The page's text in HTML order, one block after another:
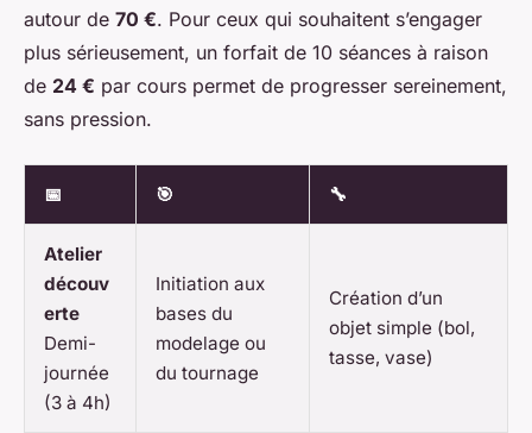
autour de 70 €. Pour ceux qui souhaitent s’engager
plus sérieusement, un forfait de 10 séances à raison
de 24 € par cours permet de progresser sereinement,
sans pression.
📅 🎯 🔧
Atelier
découv
erte
Demi-
journée
(3 à 4h)
Initiation aux
bases du
modelage ou
du tournage
Création d’un
objet simple (bol,
tasse, vase)